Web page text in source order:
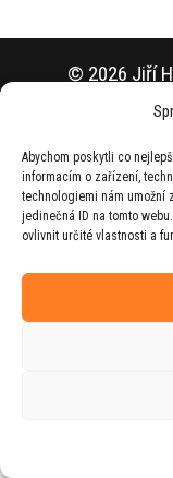
Abychom poskytli co
informacím o zařízení,
technologiemi nám umožní
jedinečná ID na tomto
ovlivnit určité vlastnosti a
© 2026 Jiří